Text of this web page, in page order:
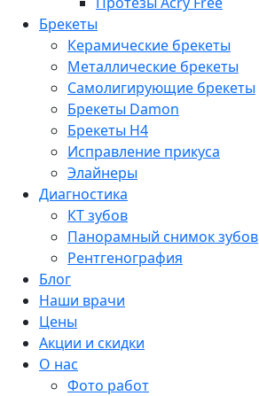
Брекеты
Керамические брекеты
Металлические брекеты
Самолигирующие брекеты
Брекеты Damon
Брекеты H4
Исправление прикуса
Элайнеры
Диагностика
КТ зубов
Панорамный снимок зубов
Рентгенография
Блог
Наши врачи
Цены
Акции и скидки
О нас
Фото работ